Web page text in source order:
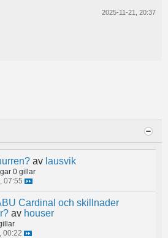
2025-11-21, 20:37
av lausvik
0 gillar
07:55
Cardinal och skillnader
av houser
00:22